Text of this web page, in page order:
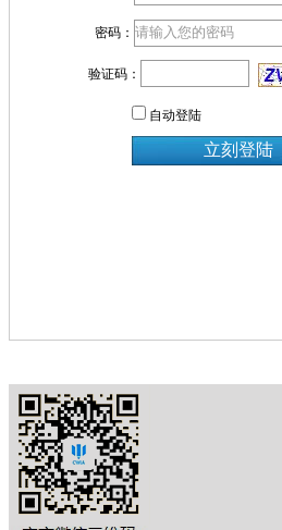
密码：
验证码：
自动登陆